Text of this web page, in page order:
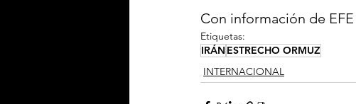
Con información de EFE
Etiquetas:
IRÁN ESTRECHO ORMUZ
INTERNACIONAL